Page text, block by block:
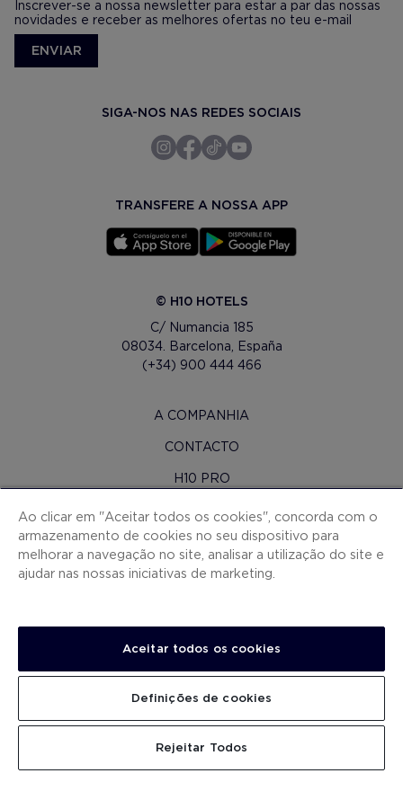
PROCURAR
Inscrever-se a nossa newsletter para estar a par das nossas
novidades e receber as melhores ofertas no teu e-mail
ENVIAR
SIGA-NOS NAS REDES SOCIAIS
TRANSFERE A NOSSA APP
© H10 HOTELS
C/ Numancia 185
08034. Barcelona, España
(+34) 900 444 466
A COMPANHIA
CONTACTO
H10 PRO
SALA DE IMPRENSA
MAPA DO SITE
CONDIÇOES CONTRATAÇAO
CANAL DE DENÚNCIAS
TRABALHA CONNOSCO
....
Ao clicar em "Aceitar todos os cookies", concorda com o
armazenamento de cookies no seu dispositivo para
melhorar a navegação no site, analisar a utilização do site e
ajudar nas nossas iniciativas de marketing.
Aceitar todos os cookies
Rejeitar Todos
Definições de cookies